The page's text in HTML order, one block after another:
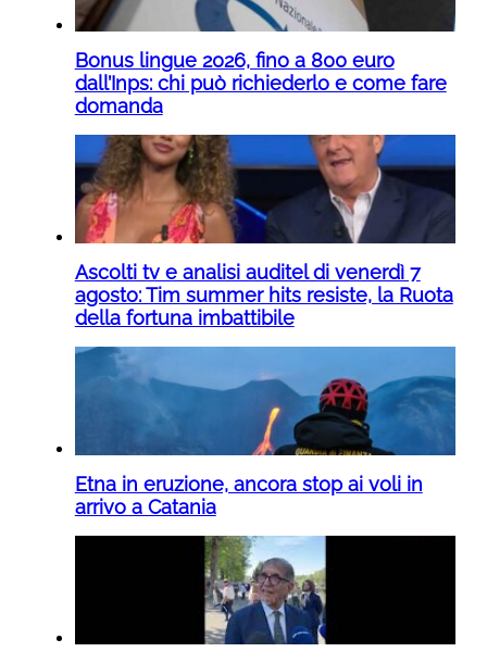
Bonus lingue 2026, fino a 800 euro
dall’Inps: chi può richiederlo e come fare
domanda
Ascolti tv e analisi auditel di venerdì 7
agosto: Tim summer hits resiste, la Ruota
della fortuna imbattibile
Etna in eruzione, ancora stop ai voli in
arrivo a Catania